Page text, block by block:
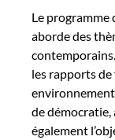
Le programme
aborde des
les rapports
de
également